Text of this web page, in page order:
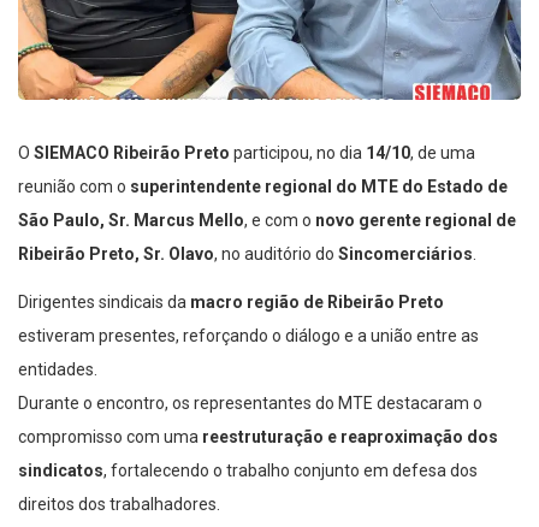
O SIEMACO Ribeirão Preto participou, no dia 14/10, de uma
reunião com o superintendente regional do MTE do Estado de
São Paulo, Sr. Marcus Mello, e com o novo gerente regional de
Ribeirão Preto, Sr. Olavo, no auditório do Sincomerciários
Dirigentes sindicais da macro região de Ribeirão Preto
estiveram presentes, reforçando o diálogo e a união entre as
entidades.
Durante o encontro, os representantes do MTE destacaram o
compromisso com uma reestruturação e reaproximação dos
sindicatos, fortalecendo o trabalho conjunto em defesa dos
direitos dos trabalhadores.